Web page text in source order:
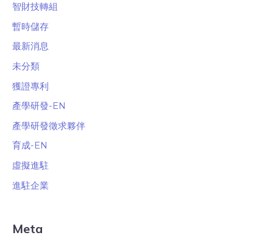
智財技轉組
暫時儲存
最新消息
未分類
獲證專利
產學研發-EN
產學研發徵求夥伴
育成-EN
虛擬進駐
進駐企業
Meta